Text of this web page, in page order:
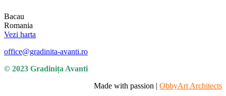
Bacau
Romania
Vezi harta
office@gradinita-avanti.ro
© 2023 Gradinița Avanti
Made with passion | ObbyArt Architects